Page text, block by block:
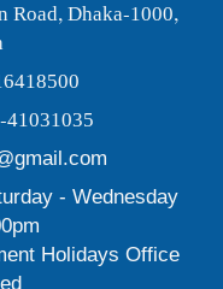
Auditorium
নির্বাচন-২০২৪
ও নতুন সদস্য অন্তর্ভুক্তি প্রসঙ্গে
Road, Dhaka-1000,
41031035
- Wednesday
Holidays Office